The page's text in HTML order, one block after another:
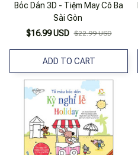
Bóc Dán 3D - Tiệm May Cô Ba
Sài Gòn
$16.99 USD $22.99 USD
ADD TO CART